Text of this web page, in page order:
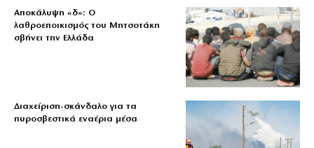
Αποκάλυψη «δ»: Ο
λαθροεποικισμός του Μητσοτάκη
σβήνει την Ελλάδα
Διαχείριση-σκάνδαλο για τα
πυροσβεστικά εναέρια μέσα